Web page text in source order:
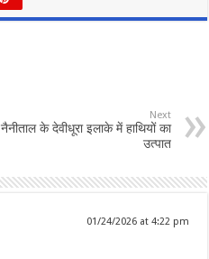
Next
नैनीताल के देवीधूरा इलाके में हाथियों का
उत्पात
01/24/2026 at 4:22 pm